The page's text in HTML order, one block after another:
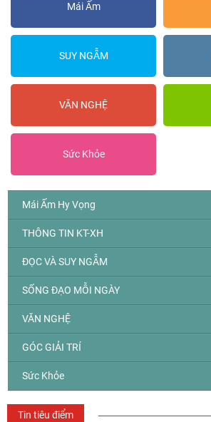
Mái Ấm
SUY NGẪM
VĂN NGHỆ
Sức Khỏe
Mái Ấm Hy Vọng
THÔNG TIN KT-XH
ĐỌC VÀ SUY NGẪM
SỐNG ĐẠO MỖI NGÀY
VĂN NGHỆ
GÓC GIẢI TRÍ
Sức Khỏe
Tin tiêu điểm